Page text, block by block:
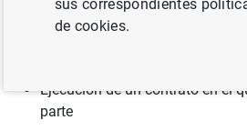
El consentimiento del
sus datos personales
Ejecución de un contrato en el
parte
sus correspondientes
de cookies.